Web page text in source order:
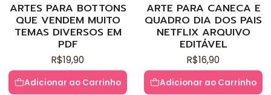
ARTES PARA BOTTONS
QUE VENDEM MUITO
TEMAS DIVERSOS EM
PDF
R$19,90
Adicionar ao Carrinho
ARTE PARA CANECA E
QUADRO DIA DOS PAIS
NETFLIX ARQUIVO
EDITÁVEL
R$16,90
Adicionar ao Carrinho